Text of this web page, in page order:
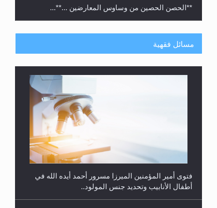
**الحصن الحصين من وساوس المعارضين ...**...
مسائل فقهية
فتوى أمير المؤمنين الميرزا مسرور أحمد أيده الله في
أطفال الأنابيب وتحديد جنس المولود..